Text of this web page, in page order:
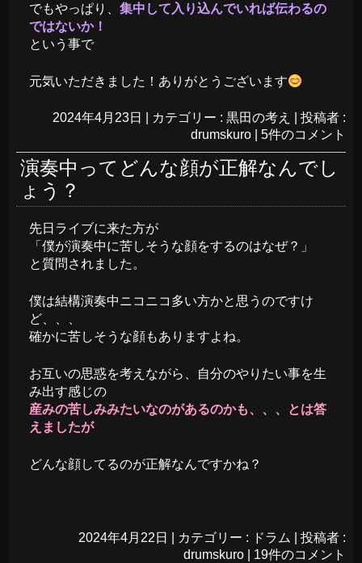
でもやっぱり、 集中して入り込んでいれば伝わるの
ではないか！
という事で
元気いただきました！ありがとうございます
2024年4月23日 カテゴリー : 黒田の考え
投稿者 :
drumskuro
5件のコメント
演奏中ってどんな顔が正解なんでし
ょう？
先日ライブに来た方が
「僕が演奏中に苦しそうな顔をするのはなぜ？」
と質問されました。
僕は結構演奏中ニコニコ多い方かと思うのですけ
ど、、、
確かに苦しそうな顔もありますよね。
お互いの思惑を考えながら、自分のやりたい事を生
み出す感じの
産みの苦しみみたいなのがあるのかも、、、とは答
えましたが
どんな顔してるのが正解なんですかね？
2024年4月22日 カテゴリー : ドラム
投稿者 :
drumskuro
19件のコメント